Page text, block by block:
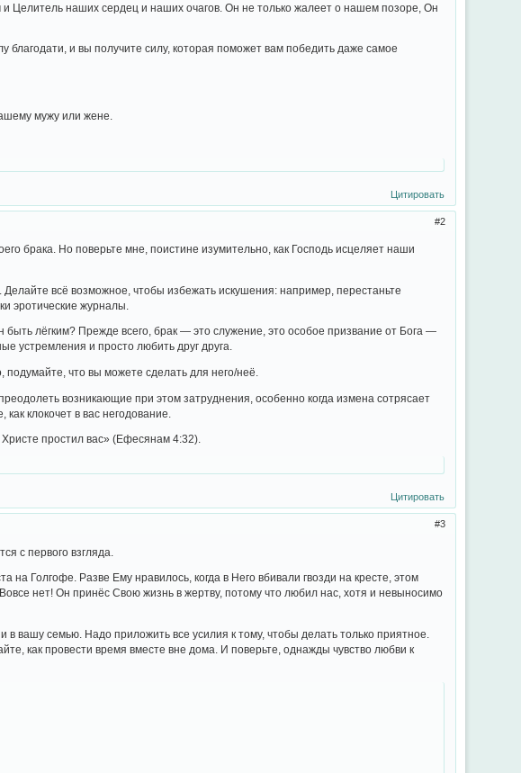
наших сердец и наших очагов. Он не только жалеет о нашем позоре, Он
благодати, и вы получите силу, которая поможет вам победить даже самое
мужу или жене.
Цитировать
2
брака. Но поверьте мне, поистине изумительно, как Господь исцеляет наши
всё возможное, чтобы избежать искушения: например, перестаньте
эротические журналы.
лёгким? Прежде всего, брак — это служение, это особое призвание от Бога —
устремления и просто любить друг друга.
что вы можете сделать для него/неё.
возникающие при этом затруднения, особенно когда измена сотрясает
клокочет в вас негодование.
Христе простил вас» (Ефесянам 4:32).
Цитировать
3
с первого взгляда.
Голгофе. Разве Ему нравилось, когда в Него вбивали гвозди на кресте, этом
нет! Он принёс Свою жизнь в жертву, потому что любил нас, хотя и невыносимо
вашу семью. Надо приложить все усилия к тому, чтобы делать только приятное.
как провести время вместе вне дома. И поверьте, однажды чувство любви к